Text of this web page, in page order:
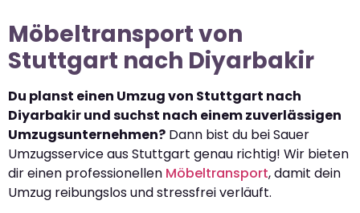
Möbeltransport von
Stuttgart nach Diyarbakir
Du planst einen Umzug von Stuttgart nach
Diyarbakir und suchst nach einem zuverlässigen
Umzugsunternehmen? Dann bist du bei Sauer
Umzugsservice aus Stuttgart genau richtig! Wir bieten
dir einen professionellen Möbeltransport, damit dein
Umzug reibungslos und stressfrei verläuft.